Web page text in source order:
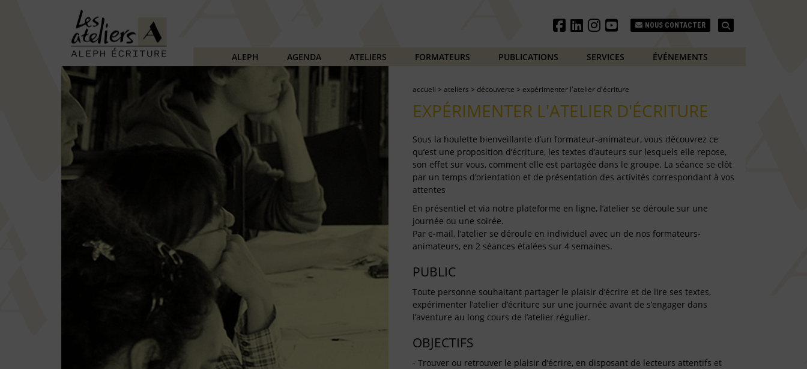
NOUS CONTACTER
ALEPH AGENDA ATELIERS FORMATEURS PUBLICATIONS SERVICES ÉVÉNEMENTS
accueil > ateliers > découverte > expérimenter l'atelier d'écriture
EXPÉRIMENTER L'ATELIER D'ÉCRITURE
Sous la houlette bienveillante d’un formateur-animateur, vous découvrez ce
qu’est une proposition d’écriture, les textes d’auteurs sur lesquels elle repose,
son effet sur vous, comment elle est partagée dans le groupe. La séance se clôt
par un temps d’orientation et de présentation des activités correspondant à vos
attentes
En présentiel et via notre plateforme en ligne, l’atelier se déroule sur une
journée ou une soirée.
Par e-mail, l’atelier se déroule en individuel avec un de nos formateurs-
animateurs, en 2 séances étalées sur 4 semaines.
PUBLIC
Toute personne souhaitant partager le plaisir d’écrire et de lire ses textes,
expérimenter l’atelier d’écriture sur une journée avant de s’engager dans
l’aventure au long cours de l’atelier régulier.
OBJECTIFS
- Trouver ou retrouver le plaisir d’écrire, en disposant de lecteurs attentifs et